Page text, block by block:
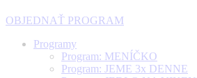
OBJEDNAŤ PROGRAM
Programy
Program: MENÍČKO
Program: JEME 3x DENNE